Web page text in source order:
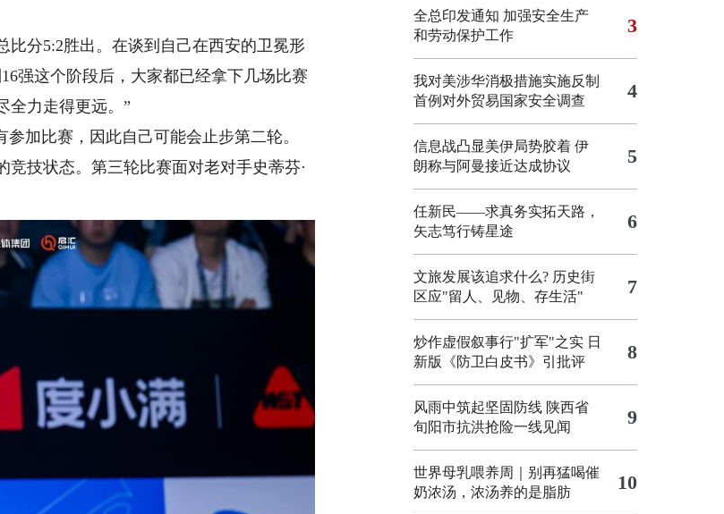
分5:2胜出。在谈到自己在西安的卫冕形
强这个阶段后，大家都已经拿下几场比赛
全力走得更远。”
加比赛，因此自己可能会止步第二轮。
技状态。第三轮比赛面对老对手史蒂芬·
全总印发通知 加强安全生产
和劳动保护工作
3
我对美涉华消极措施实施反制
首例对外贸易国家安全调查
4
信息战凸显美伊局势胶着 伊
朗称与阿曼接近达成协议
5
任新民——求真务实拓天路，
矢志笃行铸星途
6
文旅发展该追求什么? 历史街
区应"留人、见物、存生活"
7
炒作虚假叙事行"扩军"之实 日
新版《防卫白皮书》引批评
8
风雨中筑起坚固防线 陕西省
旬阳市抗洪抢险一线见闻
9
世界母乳喂养周｜别再猛喝催
奶浓汤，浓汤养的是脂肪
10